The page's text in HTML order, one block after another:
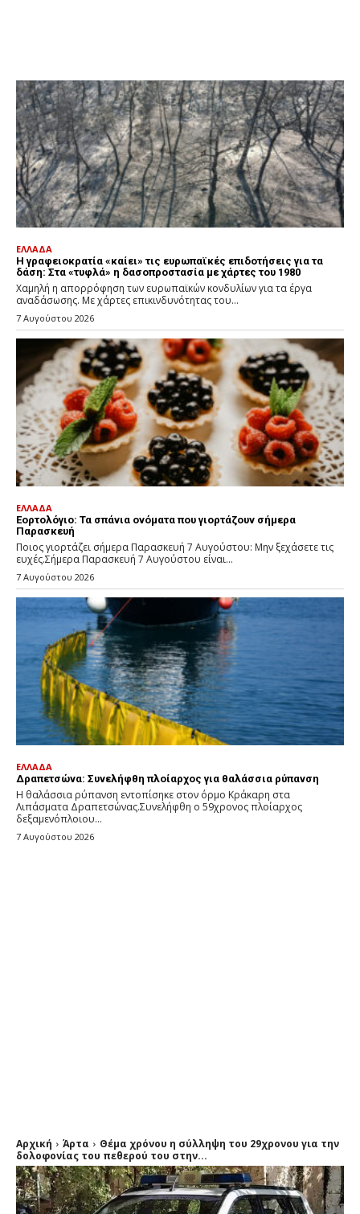
ΕΛΛΑΔΑ
H γραφειοκρατία «καίει» τις ευρωπαϊκές επιδοτήσεις για τα
δάση: Στα «τυφλά» η δασοπροστασία με χάρτες του 1980
Χαμηλή η απορρόφηση των ευρωπαϊκών κονδυλίων για τα έργα
αναδάσωσης. Με χάρτες επικινδυνότητας του...
7 Αυγούστου 2026
ΕΛΛΑΔΑ
Εορτολόγιο: Τα σπάνια ονόματα που γιορτάζουν σήμερα
Παρασκευή
Ποιος γιορτάζει σήμερα Παρασκευή 7 Αυγούστου: Μην ξεχάσετε τις
ευχές.Σήμερα Παρασκευή 7 Αυγούστου είναι...
7 Αυγούστου 2026
ΕΛΛΑΔΑ
Δραπετσώνα: Συνελήφθη πλοίαρχος για θαλάσσια ρύπανση
Η θαλάσσια ρύπανση εντοπίσηκε στον όρμο Κράκαρη στα
Λιπάσματα Δραπετσώνας.Συνελήφθη ο 59χρονος πλοίαρχος
δεξαμενόπλοιου...
7 Αυγούστου 2026